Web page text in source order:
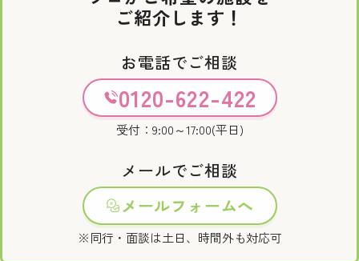
ご紹介します！
お電話でご相談
0120-622-422
受付：9:00～17:00(平日)
メールでご相談
メールフォームへ
※同行・面談は土日、時間外も対応可